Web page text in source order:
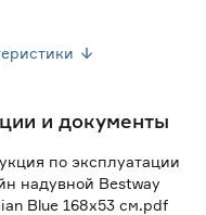
Нет
Нет
и документы
по эксплуатации
надувной Bestway
Blue 168х53 см.pdf